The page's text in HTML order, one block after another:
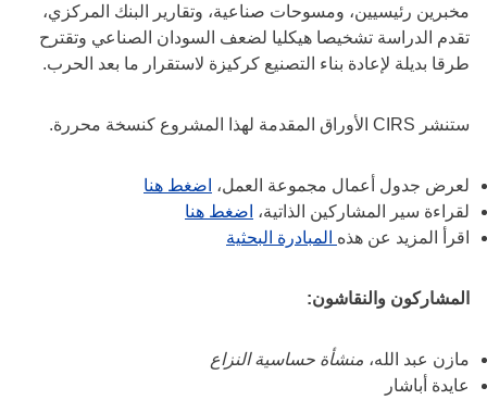
مخبرين رئيسيين، ومسوحات صناعية، وتقارير البنك المركزي،
تقدم الدراسة تشخيصا هيكليا لضعف السودان الصناعي وتقترح
طرقا بديلة لإعادة بناء التصنيع كركيزة لاستقرار ما بعد الحرب.
ستنشر CIRS الأوراق المقدمة لهذا المشروع كنسخة محررة.
لعرض جدول أعمال مجموعة العمل، اضغط هنا
لقراءة سير المشاركين الذاتية، اضغط هنا
اقرأ المزيد عن هذه المبادرة البحثية
المشاركون والنقاشون:
مازن عبد الله، منشأة حساسية النزاع
عايدة أباشار